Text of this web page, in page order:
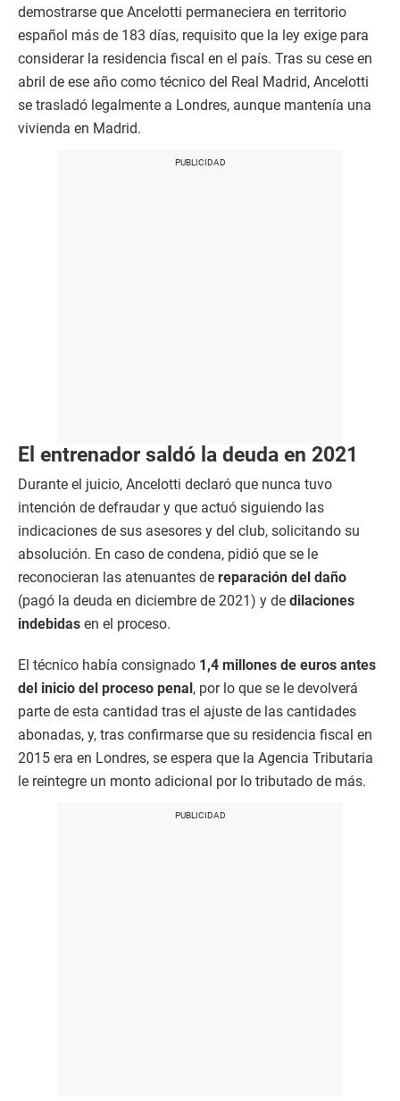
demostrarse que Ancelotti permaneciera en territorio
español más de 183 días, requisito que la ley exige para
considerar la residencia fiscal en el país. Tras su cese en
abril de ese año como técnico del Real Madrid, Ancelotti
se trasladó legalmente a Londres, aunque mantenía una
vivienda en Madrid.
El entrenador saldó la deuda en 2021
Durante el juicio, Ancelotti declaró que nunca tuvo
intención de defraudar y que actuó siguiendo las
indicaciones de sus asesores y del club, solicitando su
absolución. En caso de condena, pidió que se le
reconocieran las atenuantes de reparación del daño
(pagó la deuda en diciembre de 2021) y de dilaciones
indebidas en el proceso.
El técnico había consignado 1,4 millones de euros antes
del inicio del proceso penal , por lo que se le devolverá
parte de esta cantidad tras el ajuste de las cantidades
abonadas, y, tras confirmarse que su residencia fiscal en
2015 era en Londres, se espera que la Agencia Tributaria
le reintegre un monto adicional por lo tributado de más.